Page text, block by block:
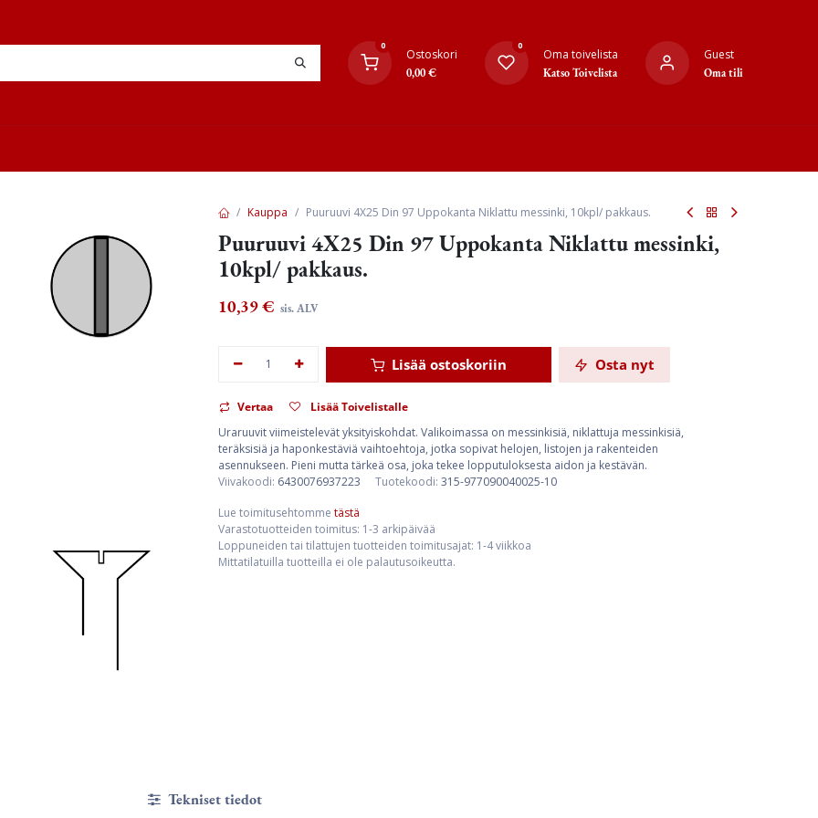
0
Ostoskori
0,00€
0
Oma toivelista
Katso Toivelista
Guest
Oma tili
Kauppa Puuruuvi 4X25 Din 97 Uppokanta Niklattu messinki, 10kpl/ pakkaus.
Puuruuvi 4X25 Din 97 Uppokanta Niklattu messinki,
10kpl/ pakkaus.
10,39€ sis. ALV
Lisää ostoskoriin Osta nyt
Vertaa
Lisää Toivelistalle
Uraruuvit viimeistelevät yksityiskohdat. Valikoimassa on messinkisiä, niklattuja messinkisiä,
teräksisiä ja haponkestäviä vaihtoehtoja, jotka sopivat helojen, listojen ja rakenteiden
asennukseen. Pieni mutta tärkeä osa, joka tekee lopputuloksesta aidon ja kestävän.
Viivakoodi: 6430076937223 Tuotekoodi: 315-977090040025-10
Lue toimitusehtomme tästä
Varastotuotteiden toimitus: 1-3 arkipäivää
Loppuneiden tai tilattujen tuotteiden toimitusajat: 1-4 viikkoa
Mittatilatuilla tuotteilla ei ole palautusoikeutta.
Tekniset tiedot